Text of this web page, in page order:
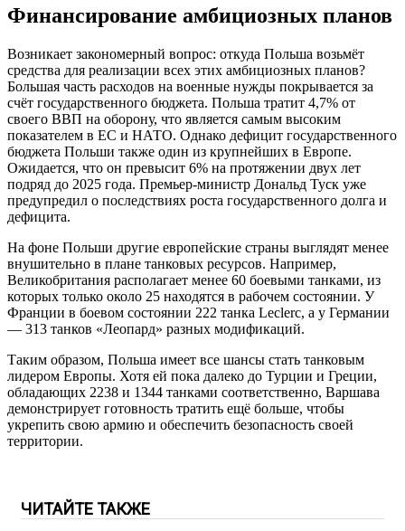
Финансирование амбициозных планов
Возникает закономерный вопрос: откуда Польша возьмёт
средства для реализации всех этих амбициозных планов?
Большая часть расходов на военные нужды покрывается за
счёт государственного бюджета. Польша тратит 4,7% от
своего ВВП на оборону, что является самым высоким
показателем в ЕС и НАТО. Однако дефицит государственного
бюджета Польши также один из крупнейших в Европе.
Ожидается, что он превысит 6% на протяжении двух лет
подряд до 2025 года. Премьер-министр Дональд Туск уже
предупредил о последствиях роста государственного долга и
дефицита.
На фоне Польши другие европейские страны выглядят менее
внушительно в плане танковых ресурсов. Например,
Великобритания располагает менее 60 боевыми танками, из
которых только около 25 находятся в рабочем состоянии. У
Франции в боевом состоянии 222 танка Leclerc, а у Германии
— 313 танков «Леопард» разных модификаций.
Таким образом, Польша имеет все шансы стать танковым
лидером Европы. Хотя ей пока далеко до Турции и Греции,
обладающих 2238 и 1344 танками соответственно, Варшава
демонстрирует готовность тратить ещё больше, чтобы
укрепить свою армию и обеспечить безопасность своей
территории.
ЧИТАЙТЕ ТАКЖЕ